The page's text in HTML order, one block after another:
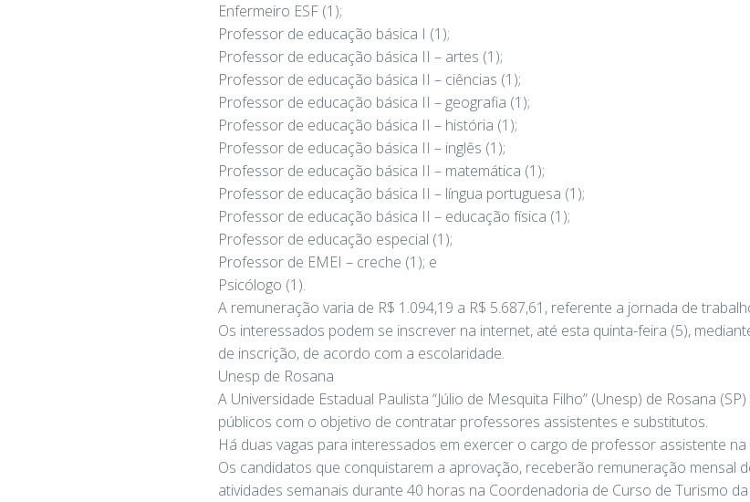
Enfermeiro ESF (1);
Professor de educação básica I (1);
Professor de educação básica II – artes (1);
Professor de educação básica II – ciências (1);
Professor de educação básica II – geografia (1);
Professor de educação básica II – história (1);
Professor de educação básica II – inglês (1);
Professor de educação básica II – matemática (1);
Professor de educação básica II – língua portuguesa (1);
Professor de educação básica II – educação física (1);
Professor de educação especial (1);
Professor de EMEI – creche (1); e
Psicólogo (1).
A remuneração varia de R$ 1.094,19 a R$ 5.687,61, referente a jornada de
Os interessados podem se inscrever na internet, até esta quinta-feira (5),
de inscrição, de acordo com a escolaridade.
Unesp de Rosana
A Universidade Estadual Paulista “Júlio de Mesquita Filho” (Unesp) de Rosana
públicos com o objetivo de contratar professores assistentes e substitutos.
Há duas vagas para interessados em exercer o cargo de professor assistente
Os candidatos que conquistarem a aprovação, receberão remuneração mensal
atividades semanais durante 40 horas na Coordenadoria de Curso de Turismo